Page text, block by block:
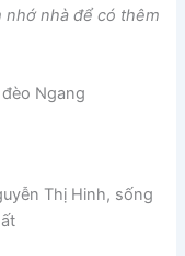
nhớ nhà để có thêm
Ngang
Thị Hinh, sống